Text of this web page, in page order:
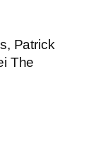
Patrick
The